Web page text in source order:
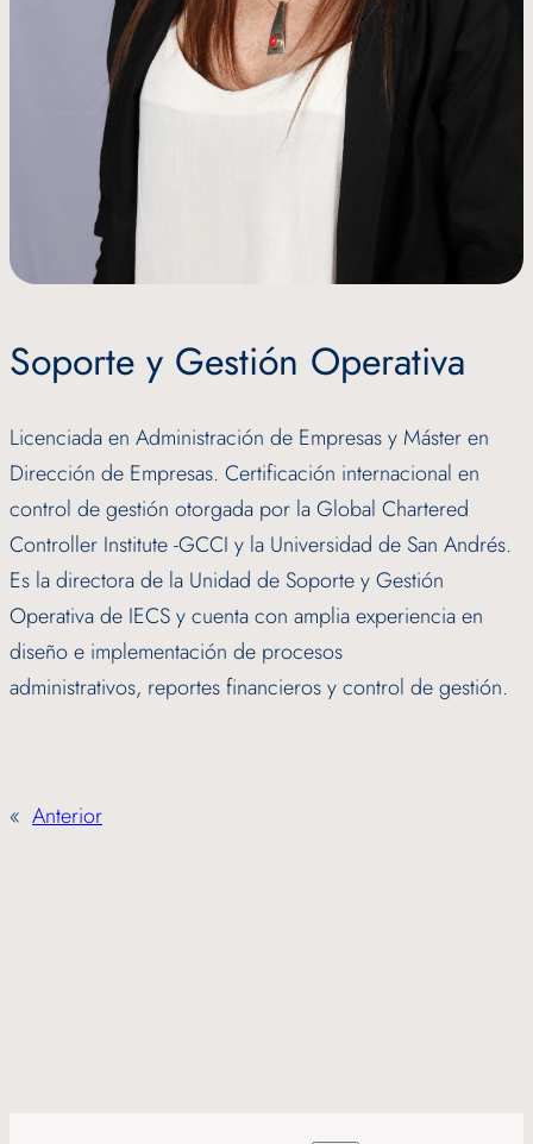
Soporte y Gestión Operativa
Licenciada en Administración de Empresas y Máster en
Dirección de Empresas. Certificación internacional en
control de gestión otorgada por la Global Chartered
Controller Institute -GCCI y la Universidad de San Andrés.
Es la directora de la Unidad de Soporte y Gestión
Operativa de IECS y cuenta con amplia experiencia en
diseño e implementación de procesos
administrativos, reportes financieros y control de gestión.
« Anterior